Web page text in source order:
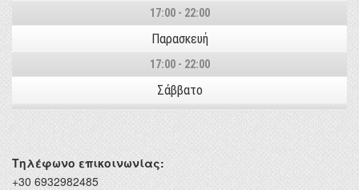
17:00 - 22:00
Παρασκευή
17:00 - 22:00
Σάββατο
Τηλέφωνο επικοινωνίας:
+30 6932982485